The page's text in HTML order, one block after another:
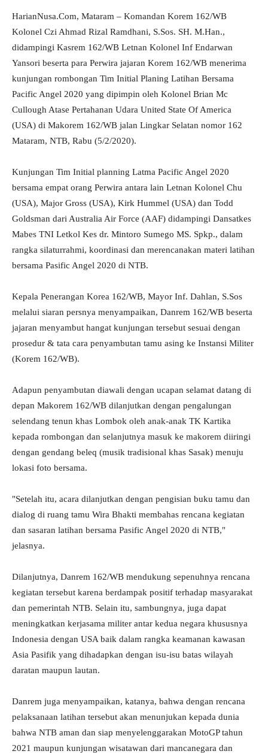
HarianNusa.Com, Mataram – Komandan Korem 162/WB
Kolonel Czi Ahmad Rizal Ramdhani, S.Sos. SH. M.Han.,
didampingi Kasrem 162/WB Letnan Kolonel Inf Endarwan
Yansori beserta para Perwira jajaran Korem 162/WB menerima
kunjungan rombongan Tim Initial Planing Latihan Bersama
Pacific Angel 2020 yang dipimpin oleh Kolonel Brian Mc
Cullough Atase Pertahanan Udara United State Of America
(USA) di Makorem 162/WB jalan Lingkar Selatan nomor 162
Mataram, NTB, Rabu (5/2/2020).
Kunjungan Tim Initial planning Latma Pacific Angel 2020
bersama empat orang Perwira antara lain Letnan Kolonel Chu
(USA), Major Gross (USA), Kirk Hummel (USA) dan Todd
Goldsman dari Australia Air Force (AAF) didampingi Dansatkes
Mabes TNI Letkol Kes dr. Mintoro Sumego MS. Spkp., dalam
rangka silaturrahmi, koordinasi dan merencanakan materi latihan
bersama Pasific Angel 2020 di NTB.
Kepala Penerangan Korea 162/WB, Mayor Inf. Dahlan, S.Sos
melalui siaran persnya menyampaikan, Danrem 162/WB beserta
jajaran menyambut hangat kunjungan tersebut sesuai dengan
prosedur & tata cara penyambutan tamu asing ke Instansi Militer
(Korem 162/WB).
Adapun penyambutan diawali dengan ucapan selamat datang di
depan Makorem 162/WB dilanjutkan dengan pengalungan
selendang tenun khas Lombok oleh anak-anak TK Kartika
kepada rombongan dan selanjutnya masuk ke makorem diiringi
dengan gendang beleq (musik tradisional khas Sasak) menuju
lokasi foto bersama.
"Setelah itu, acara dilanjutkan dengan pengisian buku tamu dan
dialog di ruang tamu Wira Bhakti membahas rencana kegiatan
dan sasaran latihan bersama Pasific Angel 2020 di NTB,"
jelasnya.
Dilanjutnya, Danrem 162/WB mendukung sepenuhnya rencana
kegiatan tersebut karena berdampak positif terhadap masyarakat
dan pemerintah NTB. Selain itu, sambungnya, juga dapat
meningkatkan kerjasama militer antar kedua negara khususnya
Indonesia dengan USA baik dalam rangka keamanan kawasan
Asia Pasifik yang dihadapkan dengan isu-isu batas wilayah
daratan maupun lautan.
Danrem juga menyampaikan, katanya, bahwa dengan rencana
pelaksanaan latihan tersebut akan menunjukan kepada dunia
bahwa NTB aman dan siap menyelenggarakan MotoGP tahun
2021 maupun kunjungan wisatawan dari mancanegara dan